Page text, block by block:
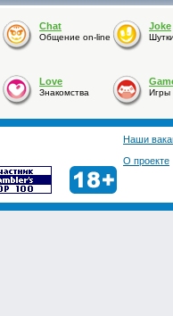
Chat
Общение on-line
Joke
Love
Знакомства Игры
Наши
О проекте